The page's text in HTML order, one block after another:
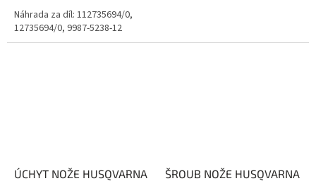
Náhrada za díl: 112735694/0,
12735694/0, 9987-5238-12
ÚCHYT NOŽE HUSQVARNA
ŠROUB NOŽE HUSQVARNA